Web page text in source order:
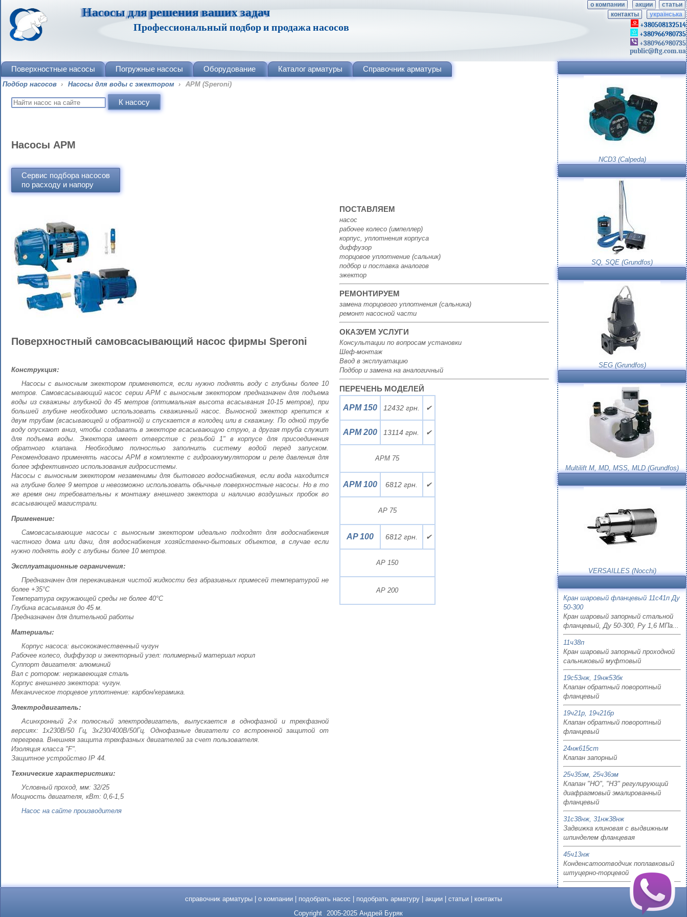
Насосы для решения ваших задач
Профессиональный подбор и продажа насосов
о компании акции
статьи
контакты
українська
+380508132514
+380966980735
+380966980735
public@ftg.com.ua
Поверхностные насосы Погружные насосы Оборудование Каталог арматуры Справочник арматуры
Подбор насосов › Насосы для воды с эжектором › APM (Speroni)
Насосы APM
Сервис подбора насосов
по расходу и напору
Поверхностный самовсасывающий насос фирмы Speroni
Конструкция:
Насосы с выносным эжектором применяются, если нужно поднять воду с глубины более 10
метров. Самовсасывающий насос серии APM с выносным эжектором предназначен для подъема
воды из скважины глубиной до 45 метров (оптимальная высота всасывания 10-15 метров), при
большей глубине необходимо использовать скважинный насос. Выносной эжектор крепится к
двум трубам (всасывающей и обратной) и спускается в колодец или в скважину. По одной трубе
воду опускают вниз, чтобы создавать в эжекторе всасывающую струю, а другая труба служит
для подъема воды. Эжектора имеет отверстие с резьбой 1" в корпусе для присоединения
обратного клапана. Необходимо полностью заполнить систему водой перед запуском.
Рекомендовано применять насосы APM в комплекте с гидроаккумулятором и реле давления для
более эффективного использования гидросистемы.
Насосы с выносным эжектором незаменимы для бытового водоснабжения, если вода находится
на глубине более 9 метров и невозможно использовать обычные поверхностные насосы. Но в то
же время они требовательны к монтажу внешнего эжектора и наличию воздушных пробок во
всасывающей магистрали.
Применение:
Самовсасывающие насосы с выносным эжектором идеально подходят для водоснабжения
частного дома или дачи, для водоснабжения хозяйственно-бытовых объектов, в случае если
нужно поднять воду с глубины более 10 метров.
Эксплуатационные ограничения:
Предназначен для перекачивания чистой жидкости без абразивных примесей температурой не
более +35°С
Температура окружающей среды не более 40°С
Глубина всасывания до 45 м.
Предназначен для длительной работы
Материалы:
Корпус насоса: высококачественный чугун
Рабочее колесо, диффузор и эжекторный узел: полимерный материал норил
Суппорт двигателя: алюминий
Вал с ротором: нержавеющая сталь
Корпус внешнего эжектора: чугун.
Механическое торцевое уплотнение: карбон/керамика.
Электродвигатель:
Асинхронный 2-х полюсный электродвигатель, выпускается в однофазной и трехфазной
версиях: 1х230В/50 Гц, 3х230/400В/50Гц. Однофазные двигатели со встроенной защитой от
перегрева. Внешняя защита трехфазных двигателей за счет пользователя.
Изоляция класса "F".
Защитное устройство IP 44.
Технические характеристики:
Условный проход, мм: 32/25
Мощность двигателя, кВт: 0,6-1,5
Насос на сайте производителя
ПОСТАВЛЯЕМ
насос
рабочее колесо (импеллер)
корпус, уплотнения корпуса
диффузор
торцовое уплотнение (сальник)
подбор и поставка аналогов
эжектор
РЕМОНТИРУЕМ
замена торцового уплотнения (сальника)
ремонт насосной части
ОКАЗУЕМ УСЛУГИ
Консультации по вопросам установки
Шеф-монтаж
Ввод в эксплуатацию
Подбор и замена на аналогичный
ПЕРЕЧЕНЬ МОДЕЛЕЙ
APM 150 12432 грн. ✔
APM 200 13114 грн. ✔
APM 75
APM 100 6812 грн. ✔
AP 75
AP 100 6812 грн. ✔
AP 150
AP 200
NCD3 (Calpeda)
SQ, SQE (Grundfos)
SEG (Grundfos)
Multilift M, MD, MSS, MLD (Grundfos)
VERSAILLES (Nocchi)
Кран шаровый фланцевый 11с41п Ду
50-300
Кран шаровый запорный стальной
фланцевый, Ду 50-300, Ру 1,6 МПа...
11ч38п
Кран шаровый запорный проходной
сальниковый муфтовый
19с53нж, 19нж53бк
Клапан обратный поворотный
фланцевый
19ч21р, 19ч21бр
Клапан обратный поворотный
фланцевый
24нж615ст
Клапан запорный
25ч35эм, 25ч36эм
Клапан "НО", "НЗ" регулирующий
диафрагмовый эмалированный
фланцевый
31с38нж, 31нж38нж
Задвижка клиновая с выдвижным
шпинделем фланцевая
45ч13нж
Конденсатоотводчик поплавковый
штуцерно-торцевой
справочник арматуры о компании подобрать насос подобрать арматуру акции статьи
контакты
Copyright
2005-2025 Андрей Буряк